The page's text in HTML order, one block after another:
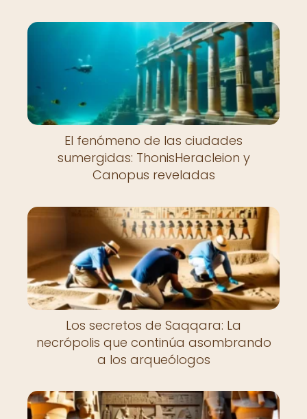
El fenómeno de las ciudades
sumergidas: ThonisHeracleion y
Canopus reveladas
Los secretos de Saqqara: La
necrópolis que continúa asombrando
a los arqueólogos